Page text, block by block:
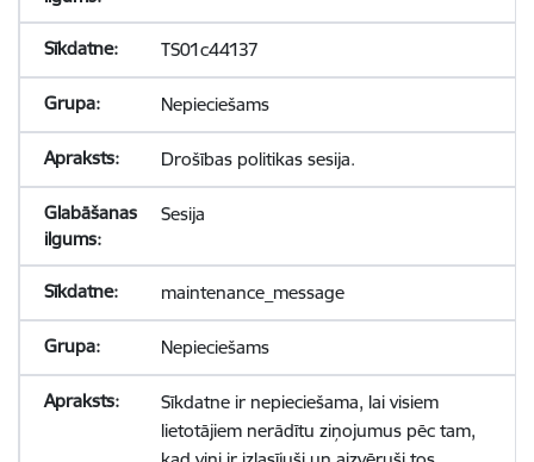
TS01c44137
Nepieciešams
Drošības politikas sesija.
Sesija
maintenance_message
Nepieciešams
Sīkdatne ir nepieciešama, lai visiem
lietotājiem nerādītu ziņojumus pēc tam,